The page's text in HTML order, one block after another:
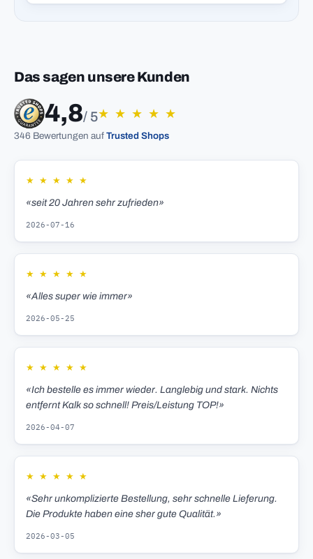
Das sagen unsere Kunden
4,8/ 5★ ★ ★ ★ ★
346 Bewertungen auf Trusted Shops
★ ★ ★ ★ ★
«seit 20 Jahren sehr zufrieden»
2026-07-16
★ ★ ★ ★ ★
«Alles super wie immer»
2026-05-25
★ ★ ★ ★ ★
«Ich bestelle es immer wieder. Langlebig und stark. Nichts
entfernt Kalk so schnell! Preis/Leistung TOP!»
2026-04-07
★ ★ ★ ★ ★
«Sehr unkomplizierte Bestellung, sehr schnelle Lieferung.
Die Produkte haben eine sher gute Qualität.»
2026-03-05